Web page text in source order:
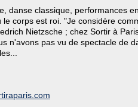
danse classique, performances
le corps est roi. "Je considère
Nietzsche ; chez Sortir à
n'avons pas vu de spectacle de